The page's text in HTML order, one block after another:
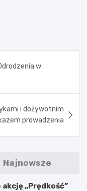
w
i dożywotnim
prowadzenia
Najnowsze
„Prędkość”